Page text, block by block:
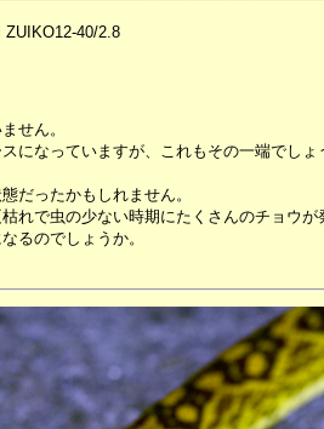
40/2.8
せん。
になっていますが、これもその一端でしょ
だったかもしれません。
れで虫の少ない時期にたくさんのチョウ
るのでしょうか。